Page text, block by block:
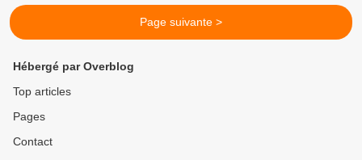
Page suivante >
Hébergé par Overblog
Top articles
Pages
Contact